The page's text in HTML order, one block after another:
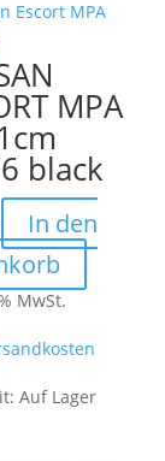
MPA
black
In den
MwSt.
Auf Lager